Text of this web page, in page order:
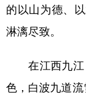
的以山为德、
淋漓尽致。
在江西九江
色，白波九道流